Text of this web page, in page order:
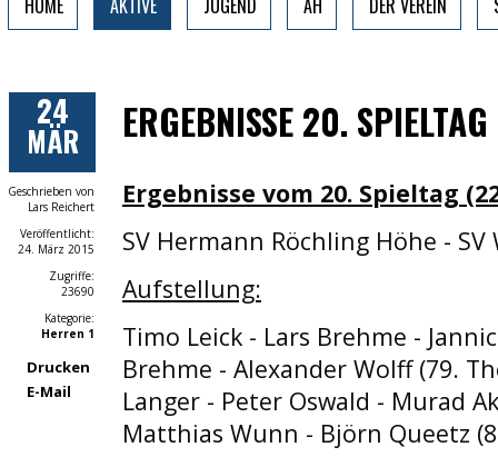
HOME AKTIVE JUGEND AH DER VEREIN
24
MÄR
Geschrieben von
Lars Reichert
Veröffentlicht:
24. März 2015
Zugriffe:
23690
Kategorie:
Herren 1
Drucken
E-Mail
ERGEBNISSE 20. SPIELTAG
Ergebnisse vom 20. Spieltag
SV Hermann Röchling Höhe -
Aufstellung:
Timo Leick - Lars Brehme -
Brehme - Alexander Wolff (79.
Langer - Peter Oswald - Murad
Matthias Wunn - Björn Queetz